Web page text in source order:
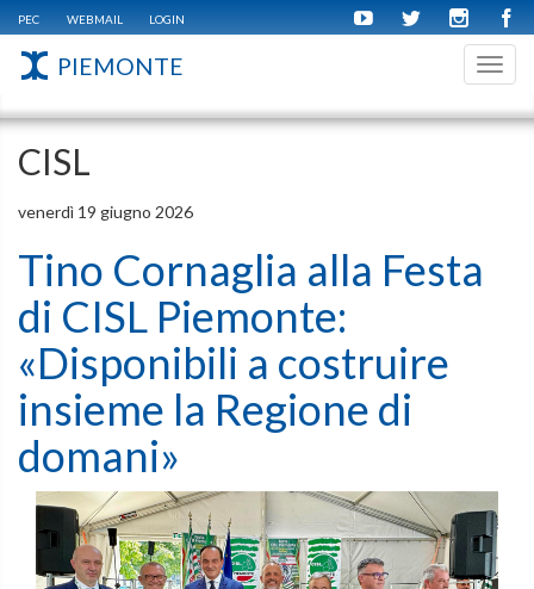
PEC WEBMAIL LOGIN
PIEMONTE
CISL
venerdì 19 giugno 2026
Tino Cornaglia alla Festa
di CISL Piemonte:
«Disponibili a costruire
insieme la Regione di
domani»